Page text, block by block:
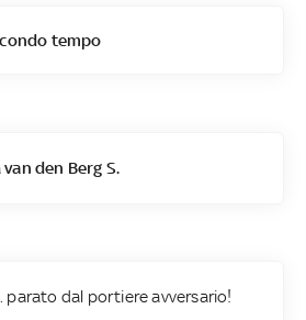
tempo
van den Berg S.
parato dal portiere avversario!